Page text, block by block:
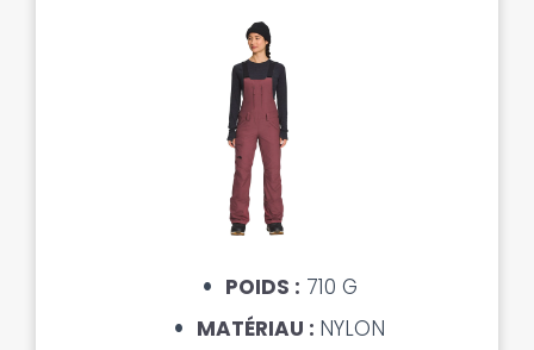
POIDS : 710 G
MATÉRIAU : NYLON